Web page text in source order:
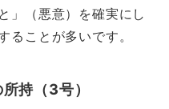
」（悪意）を確実にし
ることが多いです。
持（3号）